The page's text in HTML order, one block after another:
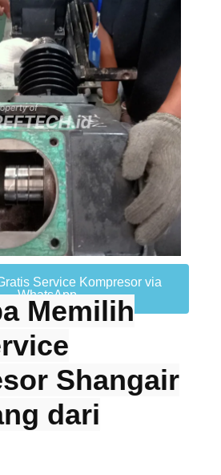
Service Kompresor via
WhatsApp
Memilih
Shangair
dari